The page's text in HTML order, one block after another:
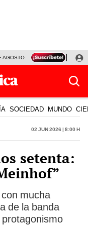
AGOSTO TINKA RESULTADOS
SOCIEDAD MUNDO
02 Jun 2026 | 8:00 h
setenta:
mucha
de la banda